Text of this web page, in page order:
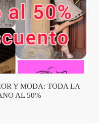
Y MODA: TODA LA
AL 50%